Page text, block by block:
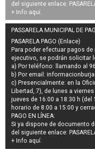
del siguiente enlace:
+ Info aquí.
PASSARELA MUNICIPAL DE
PASARELA PAGO (Enlace)
Para poder efectuar pagos de
ejecutivo, se podrán solicitar
a) Por teléfono: llamando al
b) Por email:
c) Presencialmente: en la
Libertad, 7), de lunes a
jueves de 16:00 a 18:30 h
horario de 8:00 a 15:00 y
PAGO EN LÍNEA:
Si ya dispone de documento
del siguiente enlace:
+ Info aquí.